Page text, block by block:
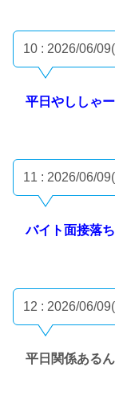
10 : 2026/06/
平日やししゃ
11 : 2026/06/
バイト面接落
12 : 2026/06/
平日関係ある